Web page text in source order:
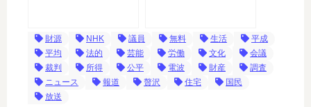
財源 NHK 議員 無料 生活
平成
平均
法的 芸能 労働 文化
会議
裁判
所得 公平 電波 財産
調査
ニュース
報道 贅沢 住宅
国民
放送